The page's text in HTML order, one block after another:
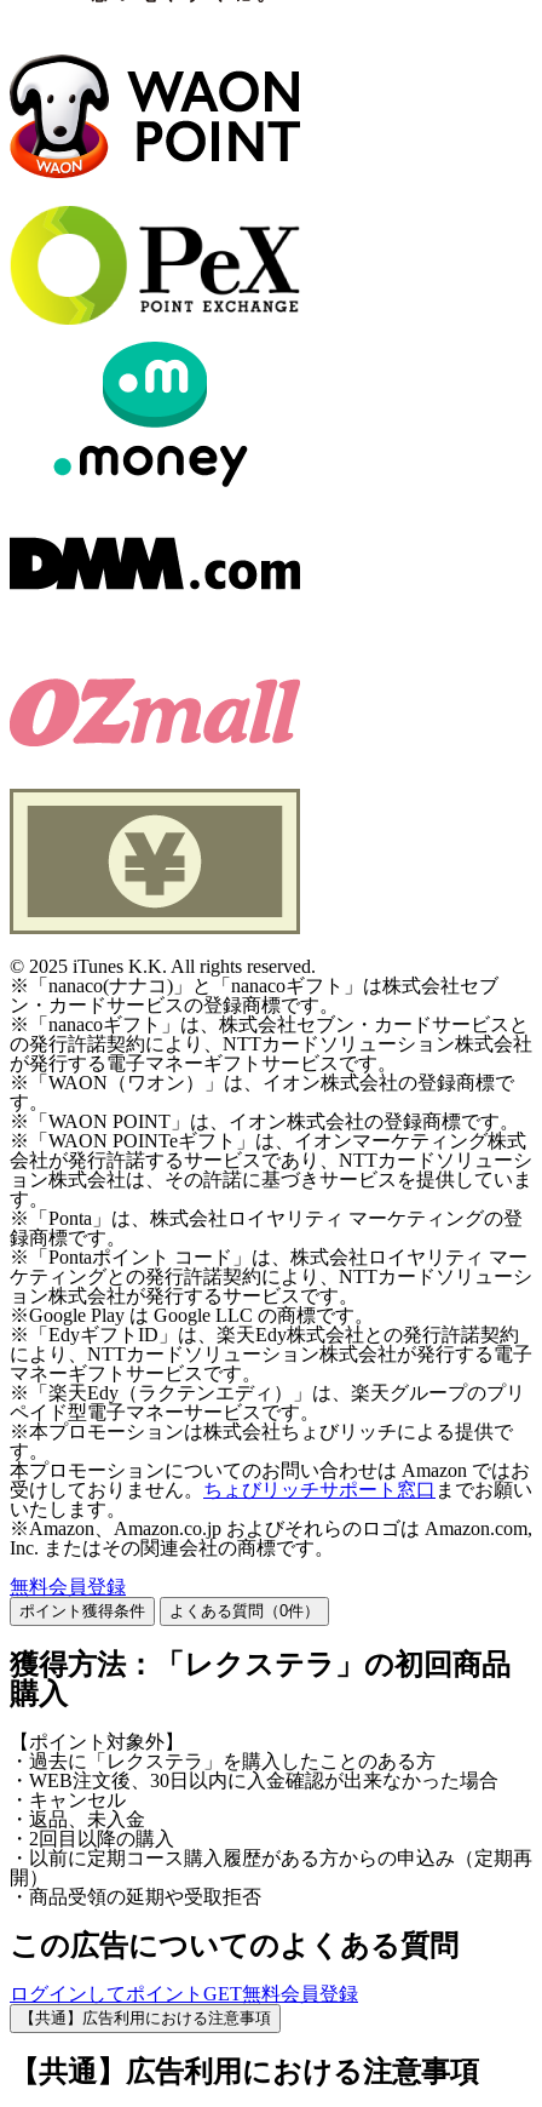
© 2025 iTunes K.K. All rights reserved.
※「nanaco(ナナコ)」と「nanacoギフト」は株式会社セブ
ン・カードサービスの登録商標です。
※「nanacoギフト」は、株式会社セブン・カードサービスと
の発行許諾契約により、NTTカードソリューション株式会社
が発行する電子マネーギフトサービスです。
※「WAON（ワオン）」は、イオン株式会社の登録商標で
す。
※「WAON POINT」は、イオン株式会社の登録商標です。
※「WAON POINTeギフト」は、イオンマーケティング株式
会社が発行許諾するサービスであり、NTTカードソリューシ
ョン株式会社は、その許諾に基づきサービスを提供していま
す。
※「Ponta」は、株式会社ロイヤリティ マーケティングの登
録商標です。
※「Pontaポイント コード」は、株式会社ロイヤリティ マー
ケティングとの発行許諾契約により、NTTカードソリューシ
ョン株式会社が発行するサービスです。
※Google Play は Google LLC の商標です。
※「EdyギフトID」は、楽天Edy株式会社との発行許諾契約
により、NTTカードソリューション株式会社が発行する電子
マネーギフトサービスです。
※「楽天Edy（ラクテンエディ）」は、楽天グループのプリ
ペイド型電子マネーサービスです。
※本プロモーションは株式会社ちょびリッチによる提供で
す。
本プロモーションについてのお問い合わせは Amazon ではお
受けしておりません。 ちょびリッチサポート窓口 までお願い
いたします。
※Amazon、Amazon.co.jp およびそれらのロゴは Amazon.com,
Inc. またはその関連会社の商標です。
無料会員登録
ポイント獲得条件 よくある質問（0件）
獲得方法：「レクステラ」の初回商品
購入
【ポイント対象外】
・過去に「レクステラ」を購入したことのある方
・WEB注文後、30日以内に入金確認が出来なかった場合
・キャンセル
・返品、未入金
・2回目以降の購入
・以前に定期コース購入履歴がある方からの申込み（定期再
開）
・商品受領の延期や受取拒否
この広告についてのよくある質問
ログインしてポイントGET無料会員登録
【共通】広告利用における注意事項
【共通】広告利用における注意事項